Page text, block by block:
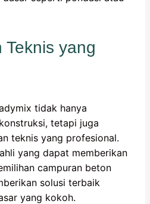
yang
tidak hanya
tetapi juga
teknis yang profesional.
yang dapat memberikan
campuran beton
solusi terbaik
yang kokoh.